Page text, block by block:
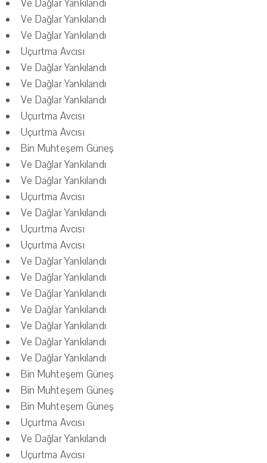
Ve Dağlar Yankılandı
Ve Dağlar Yankılandı
Ve Dağlar Yankılandı
Uçurtma Avcısı
Ve Dağlar Yankılandı
Ve Dağlar Yankılandı
Ve Dağlar Yankılandı
Uçurtma Avcısı
Uçurtma Avcısı
Bin Muhteşem Güneş
Ve Dağlar Yankılandı
Ve Dağlar Yankılandı
Uçurtma Avcısı
Ve Dağlar Yankılandı
Uçurtma Avcısı
Uçurtma Avcısı
Ve Dağlar Yankılandı
Ve Dağlar Yankılandı
Ve Dağlar Yankılandı
Ve Dağlar Yankılandı
Ve Dağlar Yankılandı
Ve Dağlar Yankılandı
Ve Dağlar Yankılandı
Bin Muhteşem Güneş
Bin Muhteşem Güneş
Bin Muhteşem Güneş
Uçurtma Avcısı
Ve Dağlar Yankılandı
Uçurtma Avcısı